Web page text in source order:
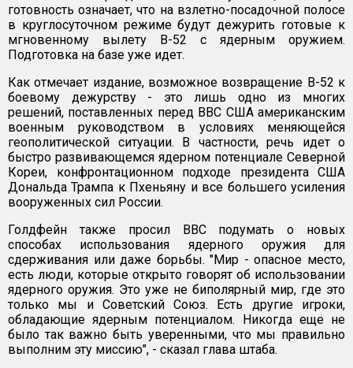
готовность означает, что на взлетно-посадочной полосе
в круглосуточном режиме будут дежурить готовые к
мгновенному вылету B-52 c ядерным оружием.
Подготовка на базе уже идет.
Как отмечает издание, возможное возвращение B-52 к
боевому дежурству - это лишь одно из многих
решений, поставленных перед ВВС США американским
военным руководством в условиях меняющейся
геополитической ситуации. В частности, речь идет о
быстро развивающемся ядерном потенциале Северной
Кореи, конфронтационном подходе президента США
Дональда Трампа к Пхеньяну и все большего усиления
вооруженных сил России.
Голдфейн также просил ВВС подумать о новых
способах использования ядерного оружия для
сдерживания или даже борьбы. "Мир - опасное место,
есть люди, которые открыто говорят об использовании
ядерного оружия. Это уже не биполярный мир, где это
только мы и Советский Союз. Есть другие игроки,
обладающие ядерным потенциалом. Никогда еще не
было так важно быть уверенными, что мы правильно
выполним эту миссию", - сказал глава штаба.